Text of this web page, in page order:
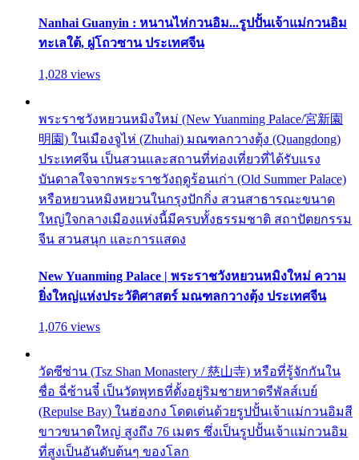
Nanhai Guanyin : หนานไห่กวนอิม...รูปปั้นเจ้าแม่กวนอิม
ทะเลใต้, ผู่โถวซาน ประเทศจีน
1,028 views
พระราชวังหยวนหมิงใหม่ (New Yuanming Palace/宮新園
明園) ในเมืองจูไห่ (Zhuhai) มณฑลกวางตุ้ง (Quangdong)
ประเทศจีน เป็นสวนและสถานที่ท่องเที่ยวที่ได้รับแรง
บันดาลใจจากพระราชวังฤดูร้อนเก่า (Old Summer Palace)
หรือหยวนหมิงหยวนในกรุงปักกิ่ง สวนสาธารณะขนาด
ใหญ่ใจกลางเมืองแห่งนี้มีครบทั้งธรรมชาติ สถาปัตยกรรม
จีน สวนสนุก และการแสดง
New Yuanming Palace | พระราชวังหยวนหมิงใหม่ ความ
ยิ่งใหญ่แห่งประวัติศาสตร์ มณฑลกวางตุ้ง ประเทศจีน
1,076 views
วัดซีซ่าน (Tsz Shan Monastery / 慈山寺) หรือที่รู้จักกันใน
ชื่อ ฉี่ซ้านจี๋ เป็นวัดพุทธที่ตั้งอยู่ริมชายหาดรีพัลส์เบย์
(Repulse Bay) ในฮ่องกง โดดเด่นด้วยรูปปั้นเจ้าแม่กวนอิมสี
ขาวขนาดใหญ่ สูงถึง 76 เมตร ซึ่งเป็นรูปปั้นเจ้าแม่กวนอิม
ที่สูงเป็นอันดับต้นๆ ของโลก